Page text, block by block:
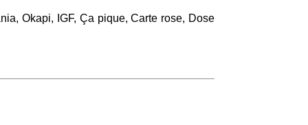
Okapi, IGF, Ça pique, Carte rose, Dose